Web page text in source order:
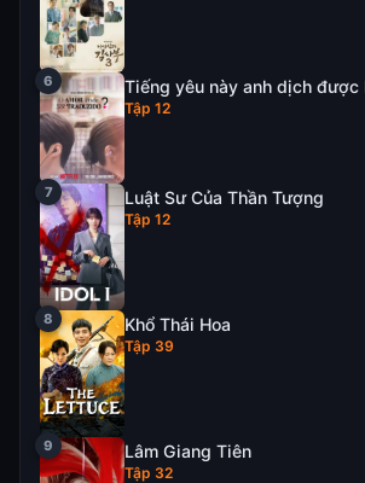
Tiếng yêu này anh dịch được
Tập 12
Luật Sư Của Thần Tượng
Tập 12
Khổ Thái Hoa
Tập 39
Lâm Giang Tiên
Tập 32